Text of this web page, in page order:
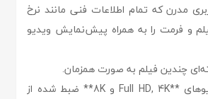
مدرن که تمام اطلاعات فنی مانند نرخ
و فرمت را به همراه پیش‌نمایش ویدیو
چندین فیلم به صورت همزمان.
– امکان تعمیر ویدیوهای **Full HD, 4K و 8K** ضبط شده از